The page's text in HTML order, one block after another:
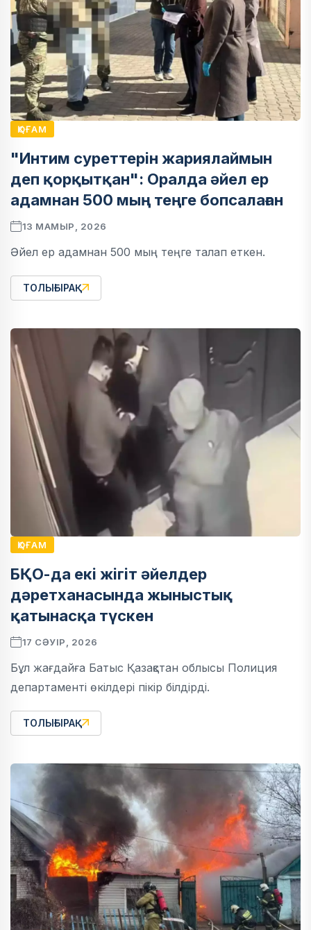
ҚОҒАМ
"Интим суреттерін жариялаймын
деп қорқытқан": Оралда әйел ер
адамнан 500 мың теңге бопсалаған
13 МАМЫР, 2026
Әйел ер адамнан 500 мың теңге талап еткен.
ТОЛЫҒЫРАҚ
ҚОҒАМ
БҚО-да екі жігіт әйелдер
дәретханасында жыныстық
қатынасқа түскен
17 СӘУІР, 2026
Бұл жағдайға Батыс Қазақстан облысы Полиция
департаменті өкілдері пікір білдірді.
ТОЛЫҒЫРАҚ